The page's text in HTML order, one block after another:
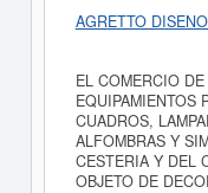
AGRETTO
EL COMERCIO
EQUIPAMIENTOS
CUADROS,
ALFOMBRAS Y
CESTERIA Y DEL
OBJETO DE